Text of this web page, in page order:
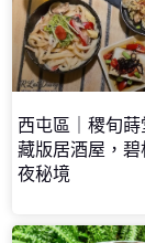
西屯區｜稷旬
藏版居酒屋，
夜秘境